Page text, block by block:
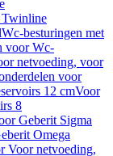
Twinline
Wc-besturingen met
voor Wc-
netvoeding, voor
voor
12 cmVoor
8
Geberit Sigma
Omega
Voor netvoeding,